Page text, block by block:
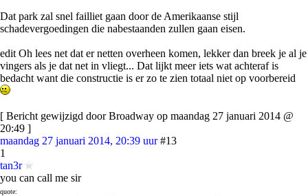
Dat park zal snel failliet gaan door de Amerikaanse stijl
schadevergoedingen die nabestaanden zullen gaan eisen.
edit Oh lees net dat er netten overheen komen, lekker dan breek je al je
vingers als je dat net in vliegt... Dat lijkt meer iets wat achteraf is
bedacht want die constructie is er zo te zien totaal niet op voorbereid
[ Bericht gewijzigd door Broadway op maandag 27 januari 2014 @
20:49 ]
maandag 27 januari 2014, 20:39 uur #13
1
tan3r
you can call me sir
quote: